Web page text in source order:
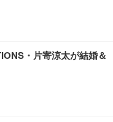
・片寄涼太が結婚＆